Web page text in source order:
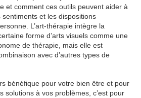
et comment ces outils peuvent aider à
et les dispositions
L’art-thérapie intègre la
forme d’arts visuels comme une
de thérapie, mais elle est
avec d’autres types de
bénéfique pour votre bien être et pour
solutions à vos problèmes, c’est pour